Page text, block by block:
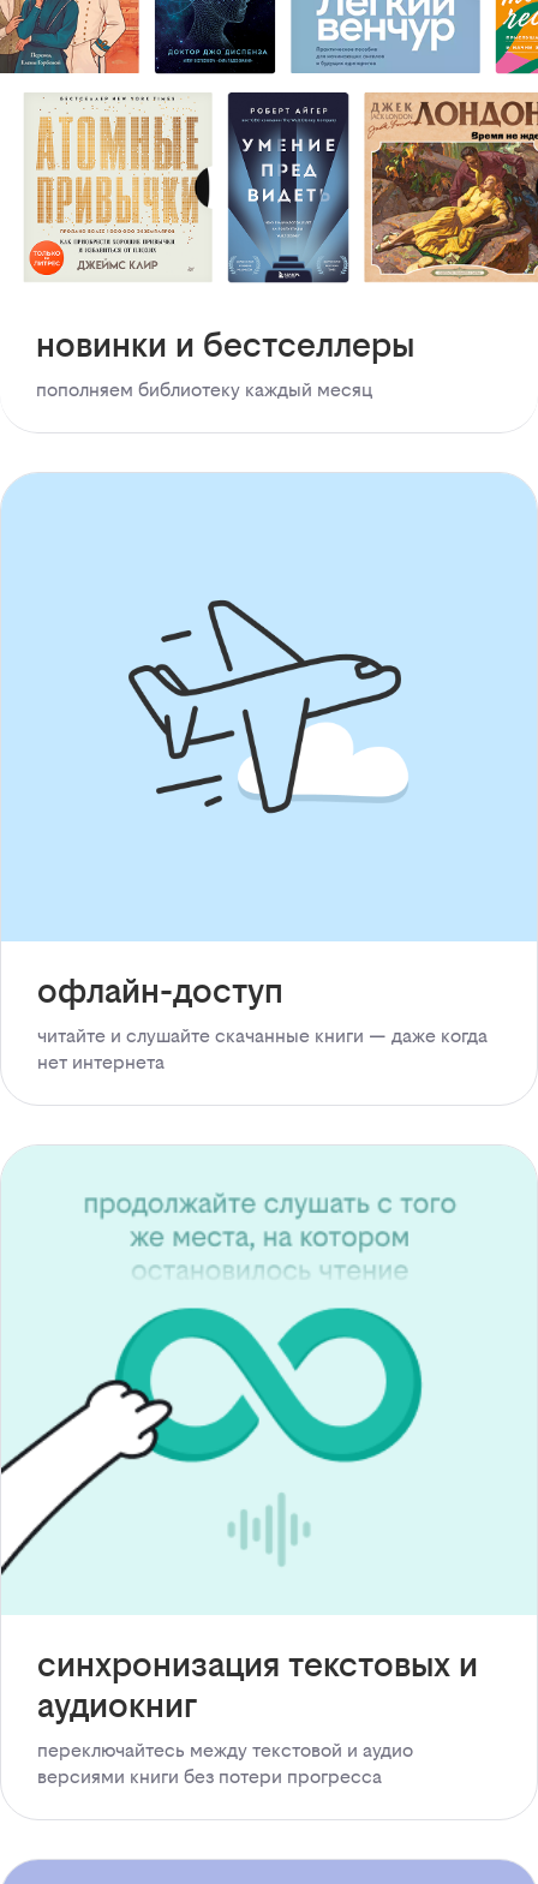
новинки и бестселлеры
пополняем библиотеку каждый месяц
офлайн-доступ
читайте и слушайте скачанные книги — даже когда
нет интернета
синхронизация текстовых и
аудиокниг
переключайтесь между текстовой и аудио
версиями книги без потери прогресса